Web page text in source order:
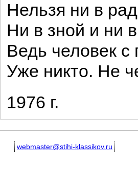
Нельзя ни в
Ни в зной и ни
Ведь человек с
Уже никто. Не
1976 г.
webmaster@stihi-klassikov.ru